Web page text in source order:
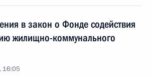
в закон о Фонде содействия
жилищно-коммунального
16:05